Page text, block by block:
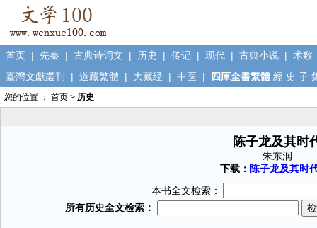
首页 | 先秦 | 古典诗词文 | 历史 | 传记 | 现代 | 古典小说 | 术数
臺灣文獻叢刊
| 道藏繁體 | 大藏经 | 中医 | 四庫全書繁體 經 史 子
您的位置 ： 首页 > 历史
陈子龙及其时
朱东润
下载： 陈子龙及其时
本书全文检索：